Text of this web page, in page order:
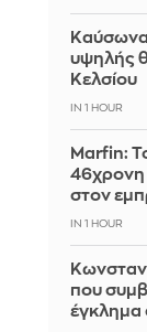
υψηλής
Κελσίου
IN 1 HOUR
Marfin:
46χρονη
στον
IN 1 HOUR
που
έγκλημα